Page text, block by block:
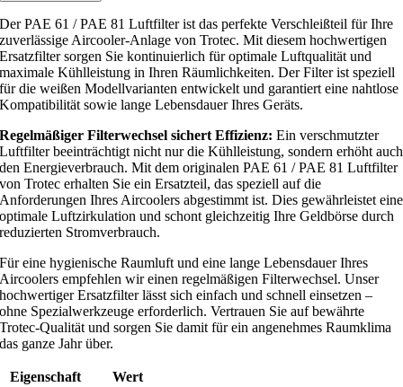
Der PAE 61 / PAE 81 Luftfilter ist das perfekte Verschleißteil für Ihre
zuverlässige Aircooler-Anlage von Trotec. Mit diesem hochwertigen
Ersatzfilter sorgen Sie kontinuierlich für optimale Luftqualität und
maximale Kühlleistung in Ihren Räumlichkeiten. Der Filter ist speziell
für die weißen Modellvarianten entwickelt und garantiert eine nahtlose
Kompatibilität sowie lange Lebensdauer Ihres Geräts.
Regelmäßiger Filterwechsel sichert Effizienz: Ein verschmutzter
Luftfilter beeinträchtigt nicht nur die Kühlleistung, sondern erhöht auch
den Energieverbrauch. Mit dem originalen PAE 61 / PAE 81 Luftfilter
von Trotec erhalten Sie ein Ersatzteil, das speziell auf die
Anforderungen Ihres Aircoolers abgestimmt ist. Dies gewährleistet eine
optimale Luftzirkulation und schont gleichzeitig Ihre Geldbörse durch
reduzierten Stromverbrauch.
Für eine hygienische Raumluft und eine lange Lebensdauer Ihres
Aircoolers empfehlen wir einen regelmäßigen Filterwechsel. Unser
hochwertiger Ersatzfilter lässt sich einfach und schnell einsetzen –
ohne Spezialwerkzeuge erforderlich. Vertrauen Sie auf bewährte
Trotec-Qualität und sorgen Sie damit für ein angenehmes Raumklima
das ganze Jahr über.
Eigenschaft
Wert